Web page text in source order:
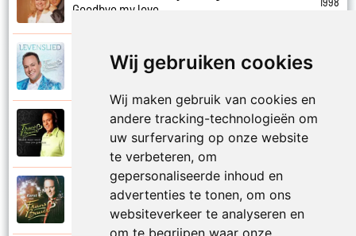
Wij gebruiken cookies
Wij maken gebruik van cookies en
andere tracking-technologieën om
uw surfervaring op onze website
te verbeteren, om
gepersonaliseerde inhoud en
advertenties te tonen, om ons
websiteverkeer te analyseren en
om te begrijpen waar onze
Goodbye my love
Frans Bauer
Gooi die handen in de lucht
Frans Bauer
Had ik maar nooit naar jou gekeken
Frans Bauer
Hallelujah